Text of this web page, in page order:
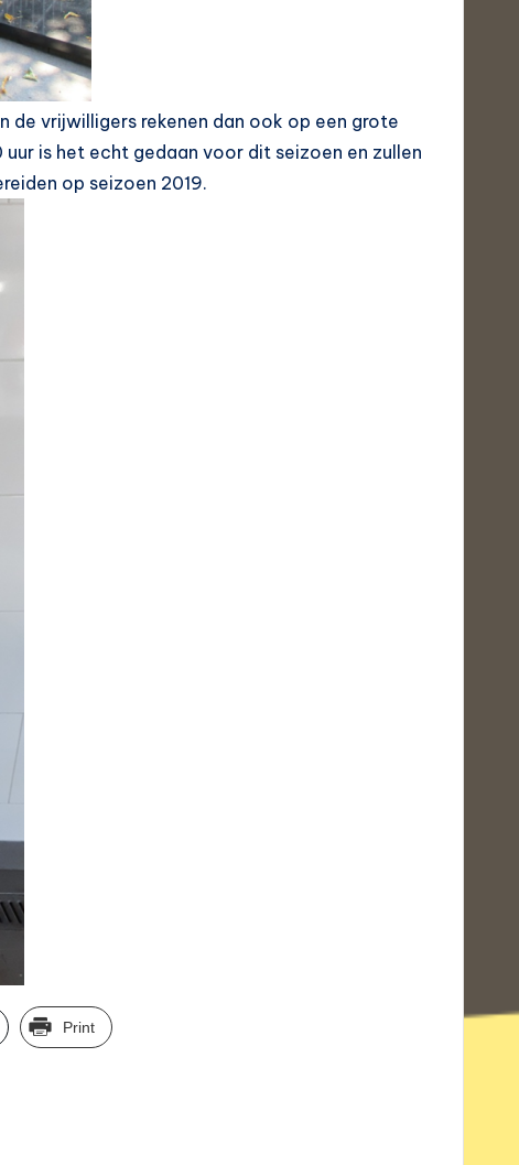
de vrijwilligers rekenen dan ook op een grote
is het echt gedaan voor dit seizoen en zullen
op seizoen 2019.
Print